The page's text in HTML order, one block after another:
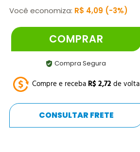
Você economiza: R$ 4,09 3%
COMPRAR
Compra Segura
Compre e receba R$2,72 de volta
CONSULTAR FRETE